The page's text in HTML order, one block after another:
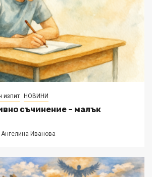
изпит НОВИНИ
съчинение – малък
Ангелина Иванова